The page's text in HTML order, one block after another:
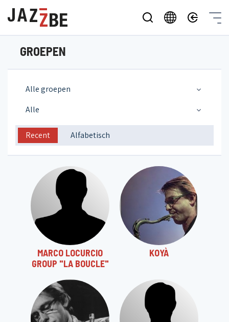
GROEPEN
Alle groepen
Alle
Recent Alfabetisch
MARCO LOCURCIO
GROUP "LA BOUCLE"
KOYÀ